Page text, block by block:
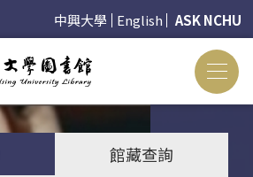
中興大學 English ASK NCHU
館藏查詢